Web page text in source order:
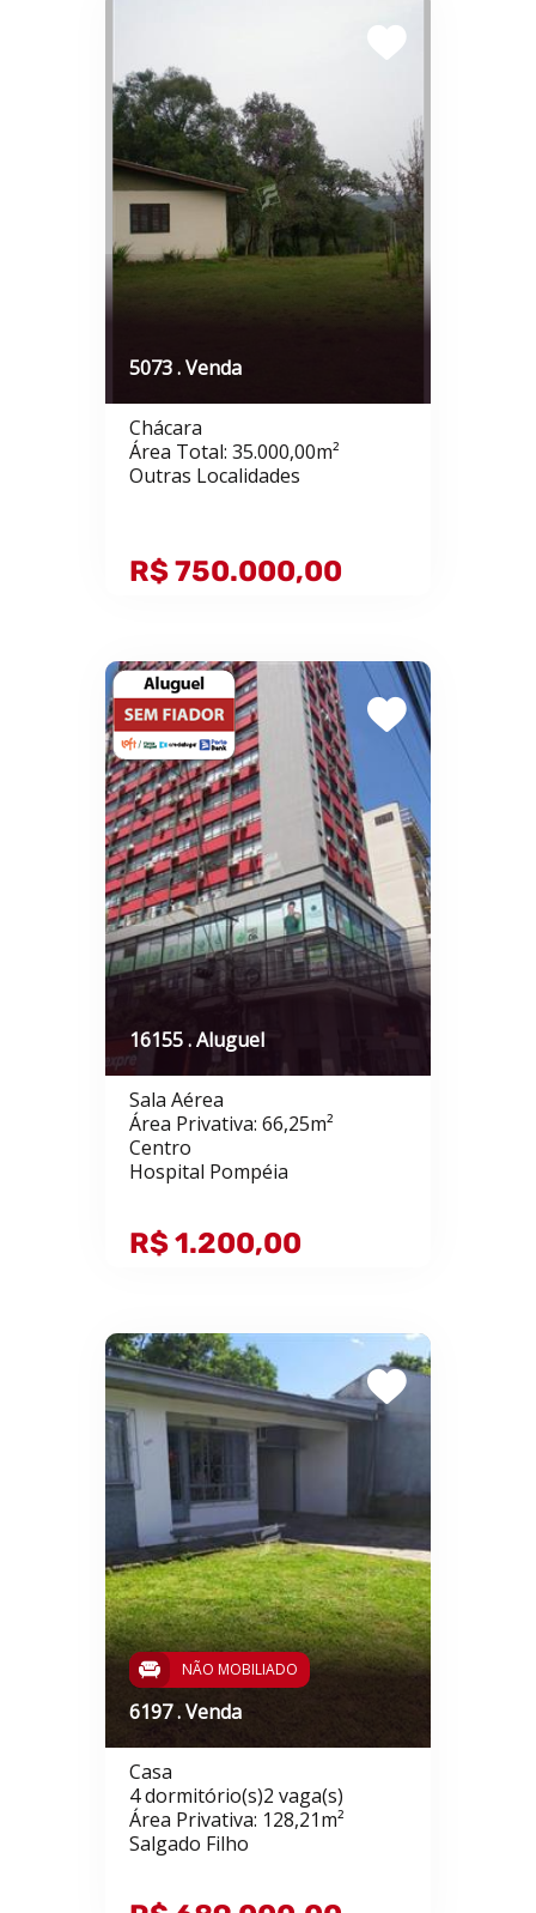
5073 . Venda
Chácara
Área Total: 35.000,00m²
Outras Localidades
R$ 750.000,00
16155 . Aluguel
Sala Aérea
Área Privativa: 66,25m²
Centro
Hospital Pompéia
R$ 1.200,00
NÃO MOBILIADO
6197 . Venda
Casa
4 dormitório(s)2 vaga(s)
Área Privativa: 128,21m²
Salgado Filho